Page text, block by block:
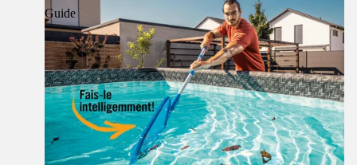
Guide